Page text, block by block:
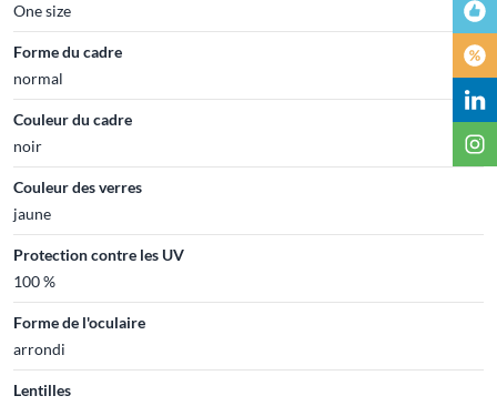
One size
Forme du cadre
normal
Couleur du cadre
noir
Couleur des verres
jaune
Protection contre les UV
100 %
Forme de l'oculaire
arrondi
Lentilles